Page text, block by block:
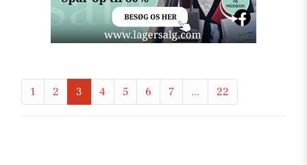
1 2 3 4 5 6 7 ... 22